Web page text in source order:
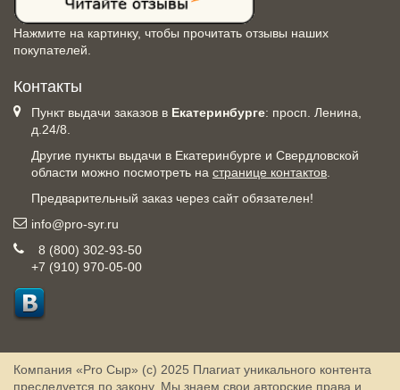
Нажмите на картинку, чтобы прочитать отзывы наших
покупателей.
Контакты
Пункт выдачи заказов в Екатеринбурге: просп. Ленина,
д.24/8.
Другие пункты выдачи в Екатеринбурге и Свердловской
области можно посмотреть на странице контактов.
Предварительный заказ через сайт обязателен!
info@pro-syr.ru
8 (800) 302-93-50
+7 (910) 970-05-00
Компания «Pro Сыр» (с) 2025 Плагиат уникального контента
преследуется по закону. Мы знаем свои авторские права и